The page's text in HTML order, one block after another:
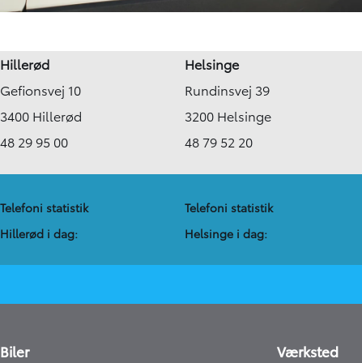
Hillerød
Gefionsvej 10
3400 Hillerød
48 29 95 00
Helsinge
Rundinsvej 39
3200 Helsinge
48 79 52 20
Telefoni statistik
Hillerød i dag:
Telefoni statistik
Helsinge i dag:
Biler Værksted